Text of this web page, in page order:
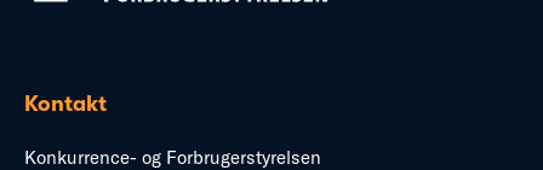
Kontakt
Konkurrence- og Forbrugerstyrelsen